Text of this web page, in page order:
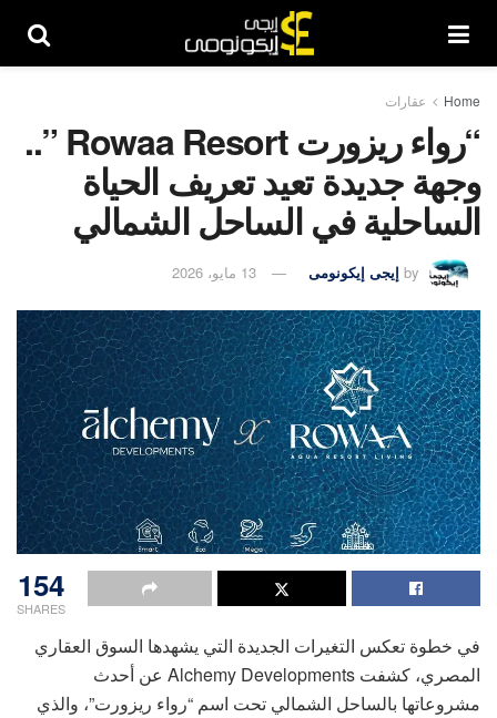
Home عقارات
“رواء ريزورت Rowaa Resort ”..
وجهة جديدة تعيد تعريف الحياة
الساحلية في الساحل الشمالي
by إيجى إيكونومى 13 مايو، 2026
154
SHARES
في خطوة تعكس التغيرات الجديدة التي يشهدها السوق العقاري
المصري، كشفت Alchemy Developments عن أحدث
مشروعاتها بالساحل الشمالي تحت اسم “رواء ريزورت”، والذي